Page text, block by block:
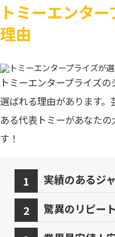
トミーエンタ
理由
トミーエンタープライズ
選ばれる理由があります
ある代表トミーがあなた
す！
実績のあるジ
驚異のリピー